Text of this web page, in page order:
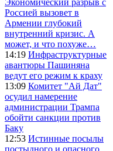
Россией вызовет в
Армении глубокий
внутренний кризис. А
может, и что похуже…
14:19 Инфраструктурные
авантюры Пашиняна
ведут его режим к краху
13:09 Комитет "Ай Дат"
осудил намерение
администрации Трампа
обойти санкции против
Баку
12:53 Истинные посылы
постыдного и опасного